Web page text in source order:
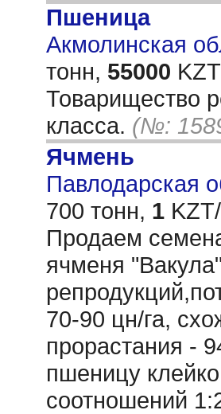
Пшеница
Акмолинская
тонн, 55000
Товарищество
класса. (№:
Ячмень
Павлодарская
700 тонн, 1
Продаем
ячменя
70-90 цн/га,
прорастания -
пшеницу
соотношений